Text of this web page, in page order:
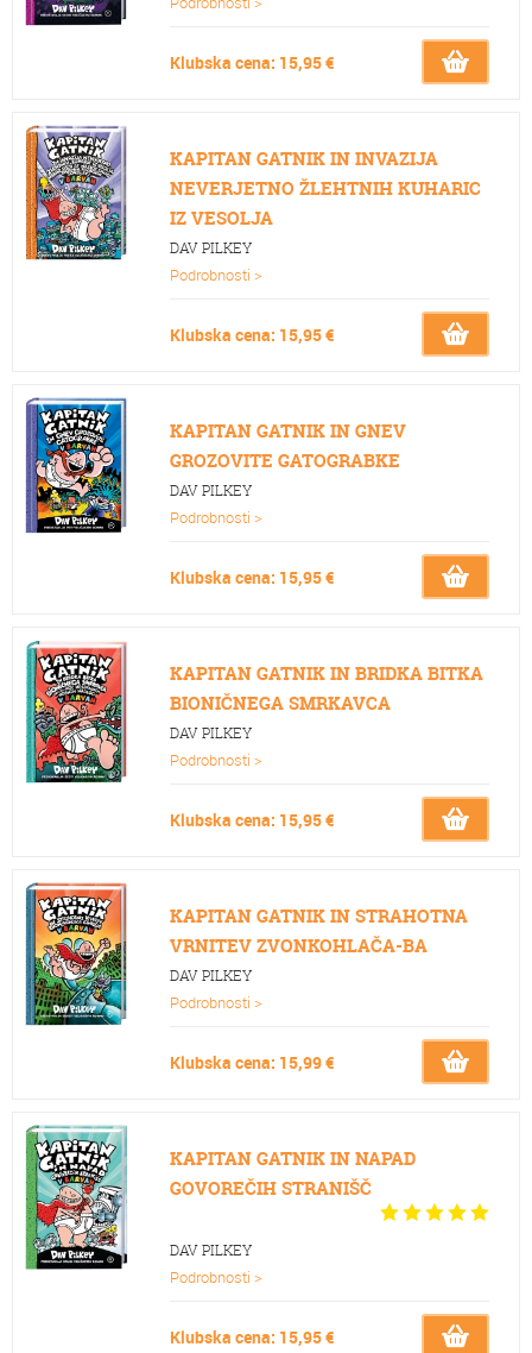
Klubska cena: 15,95 €
KAPITAN GATNIK IN INVAZIJA
NEVERJETNO ŽLEHTNIH KUHARIC
IZ VESOLJA
DAV PILKEY
Podrobnosti >
Klubska cena: 15,95 €
KAPITAN GATNIK IN GNEV
GROZOVITE GATOGRABKE
DAV PILKEY
Podrobnosti >
Klubska cena: 15,95 €
KAPITAN GATNIK IN BRIDKA BITKA
BIONIČNEGA SMRKAVCA
DAV PILKEY
Podrobnosti >
Klubska cena: 15,95 €
KAPITAN GATNIK IN STRAHOTNA
VRNITEV ZVONKOHLAČA-BA
DAV PILKEY
Podrobnosti >
Klubska cena: 15,99 €
KAPITAN GATNIK IN NAPAD
GOVOREČIH STRANIŠČ
DAV PILKEY
Podrobnosti >
Klubska cena: 15,95 €